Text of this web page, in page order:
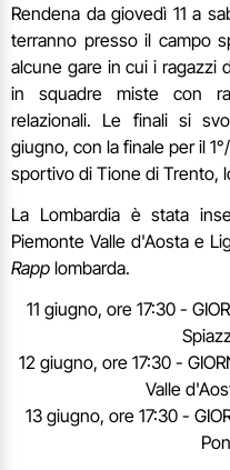
Rendena da giovedì 11 a
terranno presso il campo
alcune gare in cui i ragazzi
in squadre miste con
relazionali. Le finali si
giugno, con la finale per il
sportivo di Tione di Trento,
La Lombardia è stata
Piemonte Valle d'Aosta e
Rapp lombarda.
11 giugno, ore 17:30 -
12 giugno, ore 17:30 -
Valle
13 giugno, ore 17:30 -